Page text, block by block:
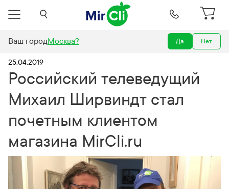
Ваш городМосква? Да Нет
Михаил Ширвиндт стал почетным клиентом магазина MirCli.ru
25.04.2019
Российский телеведущий
Михаил Ширвиндт стал
почетным клиентом
магазина MirCli.ru